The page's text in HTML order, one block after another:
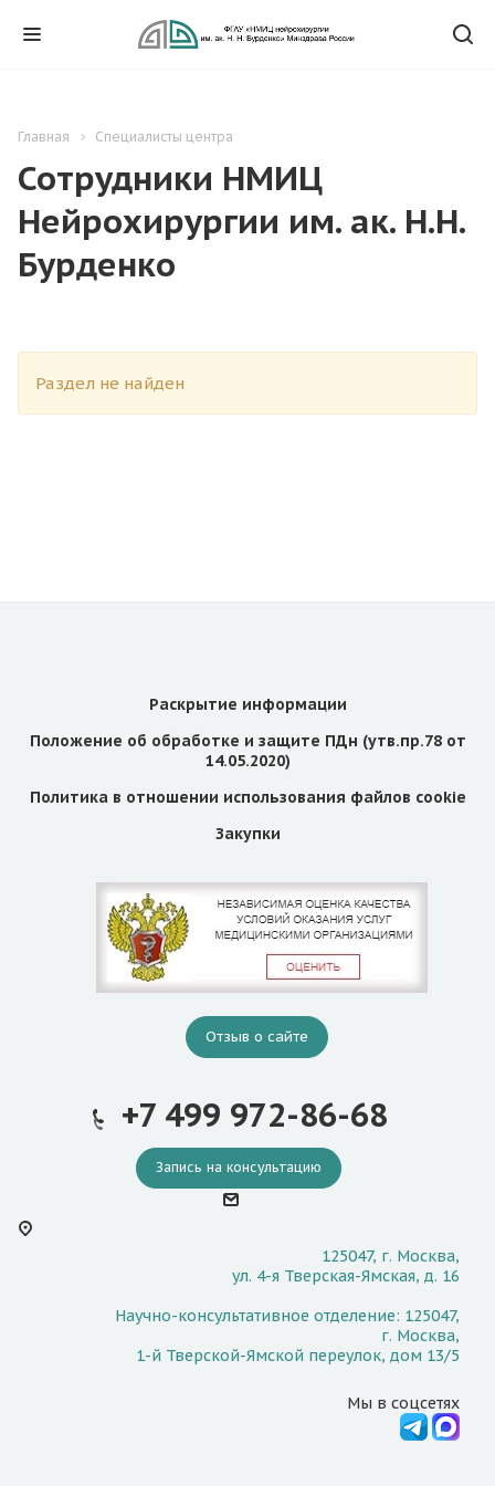
Главная Специалисты центра
Сотрудники НМИЦ
Нейрохирургии им. ак. Н.Н.
Бурденко
Раздел не найден
Раскрытие информации
Положение об обработке и защите ПДн (утв.пр.78 от
14.05.2020)
Политика в отношении использования файлов cookie
Закупки
Отзыв о сайте
+7 499 972-86-68
Запись на консультацию
125047, г. Москва,
ул. 4-я Тверская-Ямская, д. 16
Научно-консультативное отделение: 125047,
г. Москва,
1-й Тверской-Ямской переулок, дом 13/5
Мы в соцсетях